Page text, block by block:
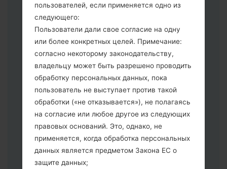
выберите CSC _ ***, в другом случае
выберите HOME_CSC _ *** для
сохранения Ваших данных.
Теперь выключите устройство и
войдите в "Download" режим. Все
методы как это сделать:
Нажмите и удерживайте клавиши:
питание, громкости и Bixbi.
Нажмите и удерживайте клавиши:
регулировки громкости. Подключив
телефон к ПК используя USB кабель.
Нажмите и удерживайте клавиши:
питание, громкости и домой.
Подключите USB кабель и нажмите
пользователей, если применяется одно из
следующего:
Пользователи дали свое согласие на одну
или более конкретных целей. Примечание:
согласно некоторому законодательству,
владельцу может быть разрешено проводить
обработку персональных данных, пока
пользователь не выступает против такой
обработки («не отказывается»), не полагаясь
на согласие или любое другое из следующих
правовых оснований. Это, однако, не
применяется, когда обработка персональных
данных является предметом Закона ЕС о
защите данных;